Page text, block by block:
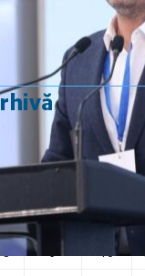
aprilie
1 2
8
9 10